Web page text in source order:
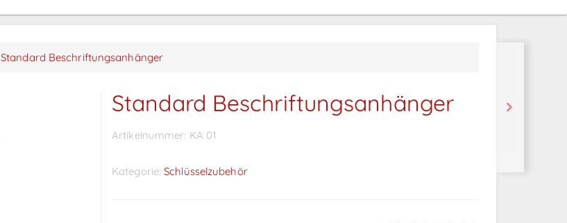
Standard Beschriftungsanhänger
Standard Beschriftungsanhänger
Artikelnummer: KA 01
Kategorie:Schlüsselzubehör